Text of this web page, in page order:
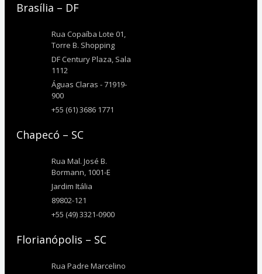
Brasília – DF
Rua Copaíba Lote 01,
Torre B. Shopping
DF Century Plaza, Sala
1112
Águas Claras - 71919-
900
+55 (61) 3686 1771
Chapecó – SC
Rua Mal. José B.
Bormann, 1001-E
Jardim Itália
89802-121
+55 (49) 3321-0900
Florianópolis – SC
Rua Padre Marcelino